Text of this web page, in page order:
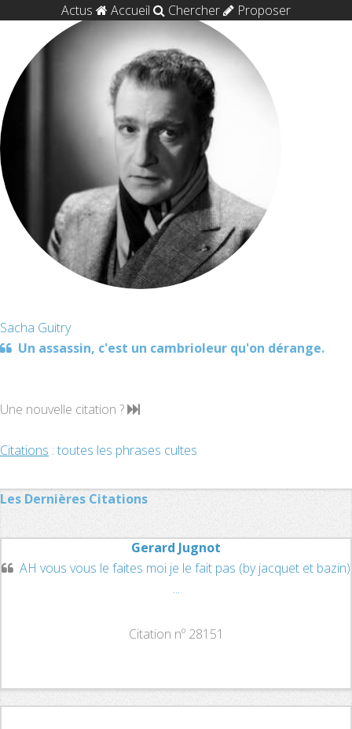
Actus Accueil Chercher Proposer
Sacha Guitry
Un assassin, c'est un cambrioleur qu'on dérange.
Une nouvelle citation ?
Citations : toutes les phrases cultes
Les Dernières Citations
Gerard Jugnot
AH vous vous le faites moi je le fait pas (by jacquet et bazin)
...
Citation nº 28151